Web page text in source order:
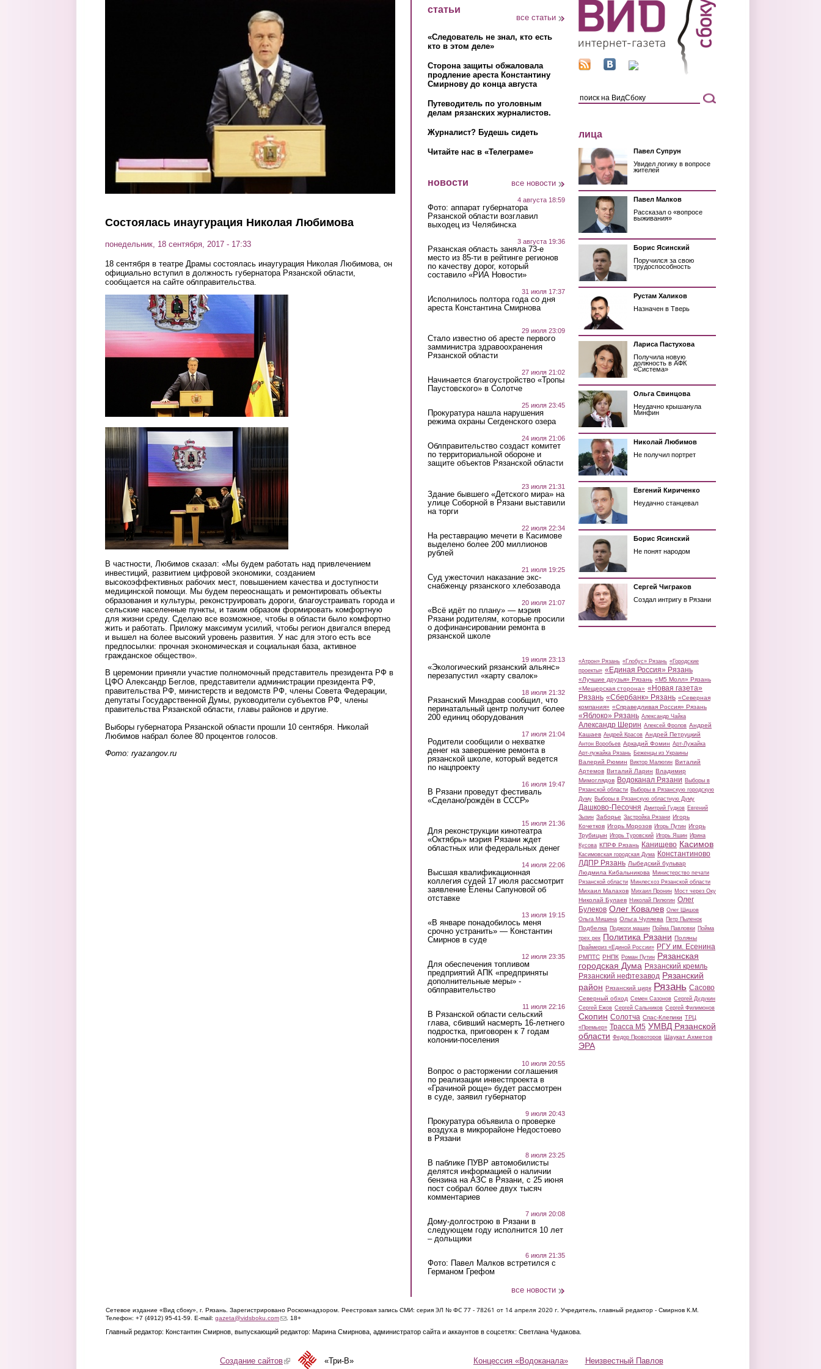
Состоялась инаугурация Николая Любимова
понедельник, 18 сентября, 2017 - 17:33
18 сентября в театре Драмы состоялась инаугурация Николая Любимова, он
официально вступил в должность губернатора Рязанской области,
сообщается на сайте облправительства.
3.jpg
В частности, Любимов сказал: «Мы будем работать над привлечением
инвестиций, развитием цифровой экономики, созданием
высокоэффективных рабочих мест, повышением качества и доступности
медицинской помощи. Мы будем переоснащать и ремонтировать объекты
образования и культуры, реконструировать дороги, благоустраивать города и
сельские населенные пункты, и таким образом формировать комфортную
для жизни среду. Сделаю все возможное, чтобы в области было комфортно
жить и работать. Приложу максимум усилий, чтобы регион двигался вперед
и вышел на более высокий уровень развития. У нас для этого есть все
предпосылки: прочная экономическая и социальная база, активное
гражданское общество».
В церемонии приняли участие полномочный представитель президента РФ в
ЦФО Александр Беглов, представители администрации президента РФ,
правительства РФ, министерств и ведомств РФ, члены Совета Федерации,
депутаты Государственной Думы, руководители субъектов РФ, члены
правительства Рязанской области, главы районов и другие.
Выборы губернатора Рязанской области прошли 10 сентября. Николай
Любимов набрал более 80 процентов голосов.
Фото: ryazangov.ru
статьи
все статьи
«Следователь не знал, кто есть
кто в этом деле»
Сторона защиты обжаловала
продление ареста Константину
Смирнову до конца августа
Путеводитель по уголовным
делам рязанских журналистов.
Журналист? Будешь сидеть
Читайте нас в «Телеграме»
новости все новости
4 августа 18:59
Фото: аппарат губернатора
Рязанской области возглавил
выходец из Челябинска
3 августа 19:36
Рязанская область заняла 73-е
место из 85-ти в рейтинге регионов
по качеству дорог, который
составило «РИА Новости»
31 июля 17:37
Исполнилось полтора года со дня
ареста Константина Смирнова
29 июля 23:09
Стало известно об аресте первого
замминистра здравоохранения
Рязанской области
27 июля 21:02
Начинается благоустройство «Тропы
Паустовского» в Солотче
25 июля 23:45
Прокуратура нашла нарушения
режима охраны Сегденского озера
24 июля 21:06
Облправительство создаст комитет
по территориальной обороне и
защите объектов Рязанской области
23 июля 21:31
Здание бывшего «Детского мира» на
улице Соборной в Рязани выставили
на торги
22 июля 22:34
На реставрацию мечети в Касимове
выделено более 200 миллионов
рублей
21 июля 19:25
Суд ужесточил наказание экс-
снабженцу рязанского хлебозавода
20 июля 21:07
«Всё идёт по плану» — мэрия
Рязани родителям, которые просили
о дофинансировании ремонта в
рязанской школе
19 июля 23:13
«Экологический рязанский альянс»
перезапустил «карту свалок»
18 июля 21:32
Рязанский Минздрав сообщил, что
перинатальный центр получит более
200 единиц оборудования
17 июля 21:04
Родители сообщили о нехватке
денег на завершение ремонта в
рязанской школе, который ведется
по нацпроекту
16 июля 19:47
В Рязани проведут фестиваль
«Сделано/рождён в СССР»
15 июля 21:36
Для реконструкции кинотеатра
«Октябрь» мэрия Рязани ждет
областных или федеральных денег
14 июля 22:06
Высшая квалификационная
коллегия судей 17 июля рассмотрит
заявление Елены Сапуновой об
отставке
13 июля 19:15
«В январе понадобилось меня
срочно устранить» — Константин
Смирнов в суде
12 июля 23:35
Для обеспечения топливом
предприятий АПК «предприняты
дополнительные меры» -
облправительство
11 июля 22:16
В Рязанской области сельский
глава, сбивший насмерть 16-летнего
подростка, приговорен к 7 годам
колонии-поселения
10 июля 20:55
Вопрос о расторжении соглашения
по реализации инвестпроекта в
«Грачиной роще» будет рассмотрен
в суде, заявил губернатор
9 июля 20:43
Прокуратура объявила о проверке
воздуха в микрорайоне Недостоево
в Рязани
8 июля 23:25
В паблике ПУВР автомобилисты
делятся информацией о наличии
бензина на АЗС в Рязани, с 25 июня
пост собрал более двух тысяч
комментариев
7 июля 20:08
Дому-долгострою в Рязани в
следующем году исполнится 10 лет
– дольщики
6 июля 21:35
Фото: Павел Малков встретился с
Германом Грефом
все новости
лица
Павел Супрун
Увидел логику в вопросе
жителей
Павел Малков
Рассказал о «вопросе
выживания»
Борис Ясинский
Поручился за свою
трудоспособность
Рустам Халиков
Назначен в Тверь
Лариса Пастухова
Получила новую
должность в АФК
«Система»
Ольга Свинцова
Неудачно крышанула
Минфин
Николай Любимов
Не получил портрет
Евгений Кириченко
Неудачно станцевал
Борис Ясинский
Не понят народом
Сергей Чиграков
Создал интригу в Рязани
«Атрон» Рязань «Глобус» Рязань «Городские
проекты» «Единая Россия» Рязань
«Лучшие друзья» Рязань «М5 Молл» Рязань
«Мещерская сторона» «Новая газета»
Рязань «Сбербанк» Рязань «Северная
компания» «Справедливая Россия» Рязань
«Яблоко» Рязань Александр Чайка
Александр Шерин Алексей Фролов Андрей
Кашаев Андрей Красов Андрей Петруцкий
Антон Воробьев Аркадий Фомин Арт-Лужайка
Арт-лужайка Рязань Беженцы из Украины
Валерий Рюмин Виктор Малюгин Виталий
Артемов Виталий Ларин Владимир
Мимоглядов Водоканал Рязани Выборы в
Рязанской области Выборы в Рязанскую городскую
Думу Выборы в Рязанскую областную Думу
Дашково-Песочня Дмитрий Гудков Евгений
Зызин Заборье Застройка Рязани Игорь
Кочетков Игорь Морозов Игорь Путин Игорь
Трубицын Игорь Туровский Игорь Яшин Ирина
Кусова КПРФ Рязань Канищево Касимов
Касимовская городская Дума Константиново
ЛДПР Рязань Лыбедский бульвар
Людмила Кибальникова Министерство печати
Рязанской области Минлесхоз Рязанской области
Михаил Малахов Михаил Пронин Мост через Оку
Николай Булаев Николай Пилюгин Олег
Булеков Олег Ковалев Олег Шишов
Ольга Мишина Ольга Чуляева Петр Пыленок
Подбелка Поджоги машин Пойма Павловки Пойма
трех рек Политика Рязани Поляны
Праймериз «Единой России» РГУ им. Есенина
РМПТС РНПК Роман Путин Рязанская
городская Дума Рязанский кремль
Рязанский нефтезавод Рязанский
район Рязанский цирк Рязань Сасово
Северный обход Семен Сазонов Сергей Дудукин
Сергей Ежов Сергей Сальников Сергей Филимонов
Скопин Солотча Спас-Клепики ТРЦ
«Премьер» Трасса М5 УМВД Рязанской
области Федор Провоторов Шаукат Ахметов
ЭРА
Сетевое издание «Вид сбоку», г. Рязань. Зарегистрировано Роскомнадзором. Реестровая запись СМИ: серия ЭЛ № ФС 77 - 78261 от 14 апреля 2020 г. Учредитель, главный редактор - Смирнов К.М.
Телефон: +7 (4912) 95-41-59. E-mail: gazeta@vidsboku.com(link sends e-mail)
. 18+
Главный редактор: Константин Смирнов, выпускающий редактор: Марина Смирнова, администратор сайта и аккаунтов в соцсетях: Светлана Чудакова.
Концессия «Водоканала» Неизвестный Павлов
Создание сайтов(link is external)«Три-В»